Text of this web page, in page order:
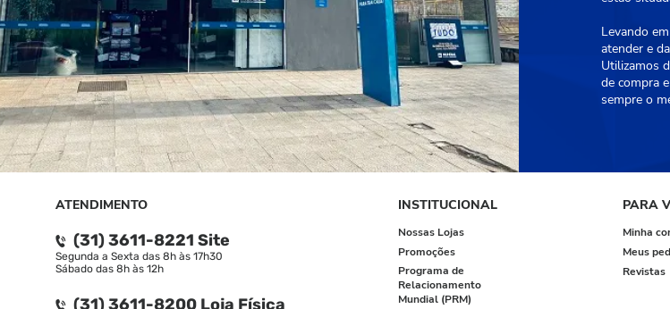
Levando
atender e
Utilizamos
de compra
sempre o
ATENDIMENTO
(31) 3611-8221 Site
Segunda a Sexta das 8h às 17h30
Sábado das 8h às 12h
(31) 3611-8200 Loja Física
INSTITUCIONAL
Nossas Lojas
Promoções
Programa de
Relacionamento
Mundial (PRM)
PARA
Minha
Meus
Revistas